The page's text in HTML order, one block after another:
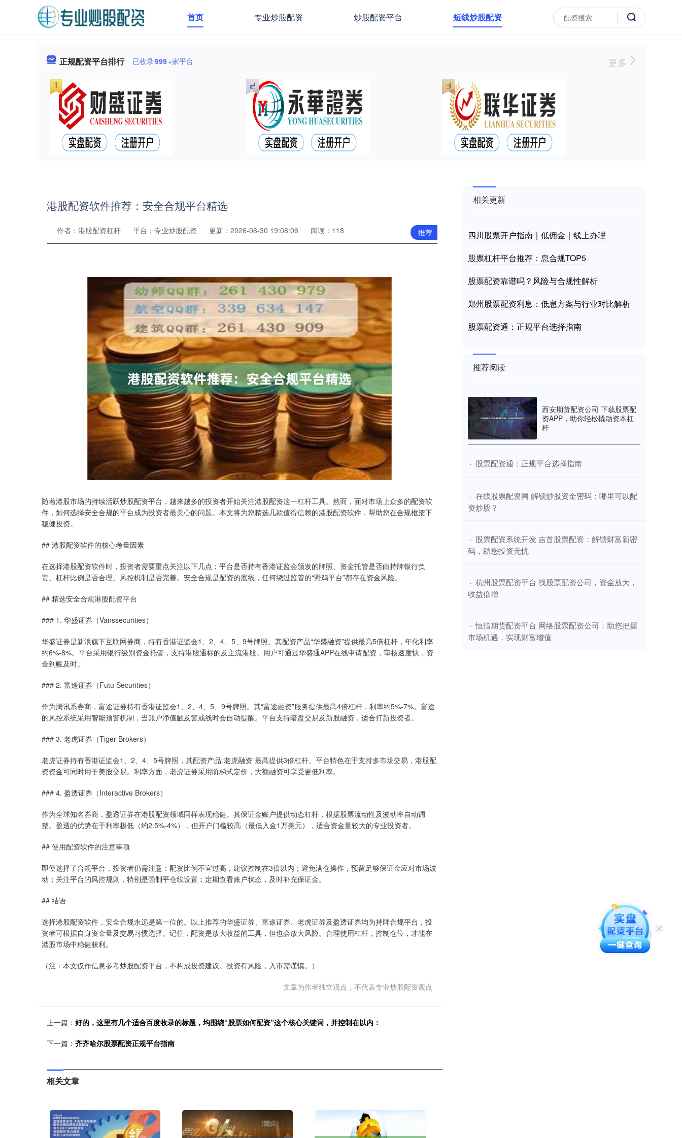
首页 专业炒股配资 炒股配资平台 短线炒股配资
正规配资平台排行 已收录999+家平台 更多
港股配资软件推荐：安全合规平台精选
推荐
作者：港股配资杠杆 平台：专业炒股配资 更新：2026-06-30 19:08:06 阅读：118
随着港股市场的持续活跃炒股配资平台，越来越多的投资者开始关注港股配资这一杠杆工具。然而，面对市场上众多的配资软
件，如何选择安全合规的平台成为投资者最关心的问题。本文将为您精选几款值得信赖的港股配资软件，帮助您在合规框架下
稳健投资。
## 港股配资软件的核心考量因素
在选择港股配资软件时，投资者需要重点关注以下几点：平台是否持有香港证监会颁发的牌照、资金托管是否由持牌银行负
责、杠杆比例是否合理、风控机制是否完善。安全合规是配资的底线，任何绕过监管的“野鸡平台”都存在资金风险。
## 精选安全合规港股配资平台
### 1. 华盛证券（Vanssecurities）
华盛证券是新浪旗下互联网券商，持有香港证监会1、2、4、5、9号牌照。其配资产品“华盛融资”提供最高5倍杠杆，年化利率
约6%-8%。平台采用银行级别资金托管，支持港股通标的及主流港股。用户可通过华盛通APP在线申请配资，审核速度快，资
金到账及时。
### 2. 富途证券（Futu Securities）
作为腾讯系券商，富途证券持有香港证监会1、2、4、5、9号牌照。其“富途融资”服务提供最高4倍杠杆，利率约5%-7%。富途
的风控系统采用智能预警机制，当账户净值触及警戒线时会自动提醒。平台支持暗盘交易及新股融资，适合打新投资者。
### 3. 老虎证券（Tiger Brokers）
老虎证券持有香港证监会1、2、4、5号牌照，其配资产品“老虎融资”最高提供3倍杠杆。平台特色在于支持多市场交易，港股配
资资金可同时用于美股交易。利率方面，老虎证券采用阶梯式定价，大额融资可享受更低利率。
### 4. 盈透证券（Interactive Brokers）
作为全球知名券商，盈透证券在港股配资领域同样表现稳健。其保证金账户提供动态杠杆，根据股票流动性及波动率自动调
整。盈透的优势在于利率极低（约2.5%-4%），但开户门槛较高（最低入金1万美元），适合资金量较大的专业投资者。
## 使用配资软件的注意事项
即便选择了合规平台，投资者仍需注意：配资比例不宜过高，建议控制在3倍以内；避免满仓操作，预留足够保证金应对市场波
动；关注平台的风控规则，特别是强制平仓线设置；定期查看账户状态，及时补充保证金。
## 结语
选择港股配资软件，安全合规永远是第一位的。以上推荐的华盛证券、富途证券、老虎证券及盈透证券均为持牌合规平台，投
资者可根据自身资金量及交易习惯选择。记住，配资是放大收益的工具，但也会放大风险。合理使用杠杆，控制仓位，才能在
港股市场中稳健获利。
（注：本文仅作信息参考炒股配资平台，不构成投资建议。投资有风险，入市需谨慎。）
文章为作者独立观点，不代表专业炒股配资观点
上一篇： 好的，这里有几个适合百度收录的标题，均围绕“股票如何配资”这个核心关键词，并控制在以内：
下一篇：齐齐哈尔股票配资正规平台指南
相关文章
相关更新
四川股票开户指南｜低佣金｜线上办理
股票杠杆平台推荐：息合规TOP5
股票配资靠谱吗？风险与合规性解析
郑州股票配资利息：低息方案与行业对比解析
股票配资通：正规平台选择指南
推荐阅读
西安期货配资公司 下载股票配
资APP，助你轻松撬动资本杠
杆
· ​股票配资通：正规平台选择指南
· ​在线股票配资网 解锁炒股资金密码：哪里可以配
资炒股？
· ​股票配资系统开发 吉首股票配资：解锁财富新密
码，助您投资无忧
· ​杭州股票配资平台 找股票配资公司，资金放大，
收益倍增
· ​恒指期货配资平台 网络股票配资公司：助您把握
市场机遇，实现财富增值